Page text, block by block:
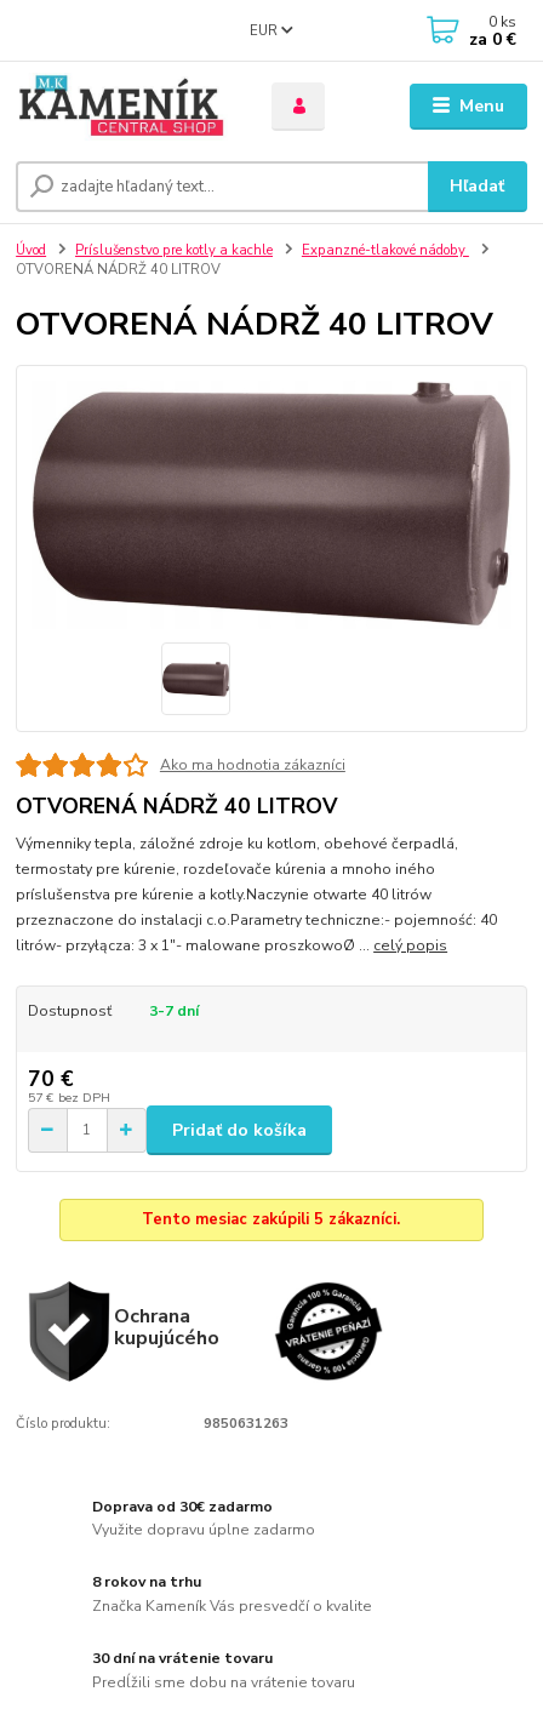
Menu
EUR
Hľadať
0 ks
za 0 €
Úvod Príslušenstvo pre kotly a kachle
Expanzné-tlakové nádoby
OTVORENÁ NÁDRŽ 40 LITROV
OTVORENÁ NÁDRŽ 40 LITROV
Ako ma hodnotia zákazníci
OTVORENÁ NÁDRŽ 40 LITROV
Výmenniky tepla, záložné zdroje ku kotlom, obehové čerpadlá,
termostaty pre kúrenie, rozdeľovače kúrenia a mnoho iného
príslušenstva pre kúrenie a kotly.Naczynie otwarte 40 litrów
przeznaczone do instalacji c.o.Parametry techniczne:- pojemność: 40
litrów- przyłącza: 3 x 1"- malowane proszkowoØ ... celý popis
Dostupnosť 3-7 dní
70 €
57 € bez DPH
Pridať do košíka
Tento mesiac zakúpili 5 zákazníci.
Ochrana
kupujúcého
Číslo produktu: 9850631263
Doprava od 30€ zadarmo
Využite dopravu úplne zadarmo
8 rokov na trhu
Značka Kameník Vás presvedčí o kvalite
30 dní na vrátenie tovaru
Predĺžili sme dobu na vrátenie tovaru